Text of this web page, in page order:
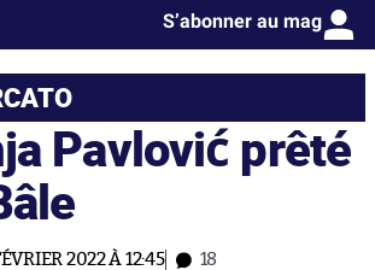
S’abonner au mag
Pavlović prêté
2022 À 12:45 18